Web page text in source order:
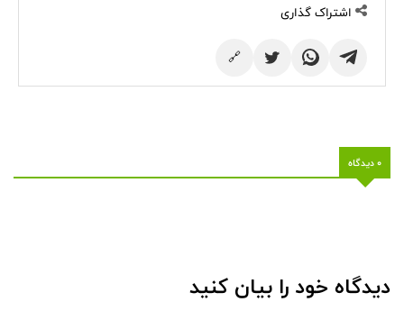
اشتراک گذاری
🔗
0 دیدگاه
دیدگاه خود را بیان کنید